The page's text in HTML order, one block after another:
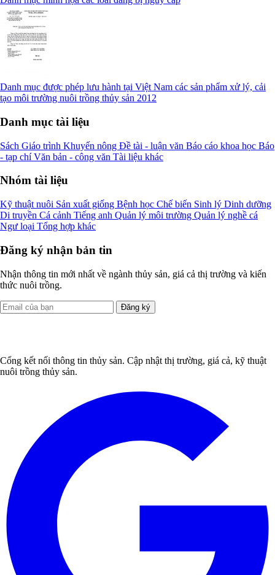
Danh mục được phép lưu hành tại Việt Nam các sản phẩm xử lý, cải
tạo môi trường nuôi trồng thủy sản 2012
Danh mục tài liệu
Sách Giáo trình Khuyến nông Đề tài - luận văn Báo cáo khoa học Báo
- tạp chíVăn bản - công văn Tài liệu khác
Nhóm tài liệu
Kỹ thuật nuôi Sản xuất giống Bệnh học Chế biến Sinh lý Dinh dưỡng
Di truyền Cá cảnh Tiếng anh Quản lý môi trường Quản lý nghề cá
Ngư loại Tổng hợp khác
Đăng ký nhận bản tin
Nhận thông tin mới nhất về ngành thủy sản, giá cả thị trường và kiến
thức nuôi trồng.
Đăng ký
Cổng kết nối thông tin thủy sản. Cập nhật thị trường, giá cả, kỹ thuật
nuôi trồng thủy sản.